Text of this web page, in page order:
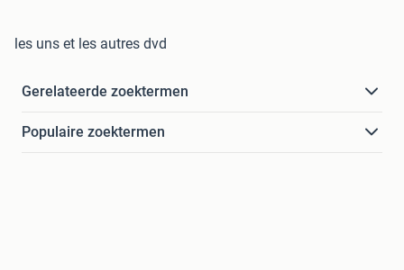
les uns et les autres dvd
Gerelateerde zoektermen
Populaire zoektermen